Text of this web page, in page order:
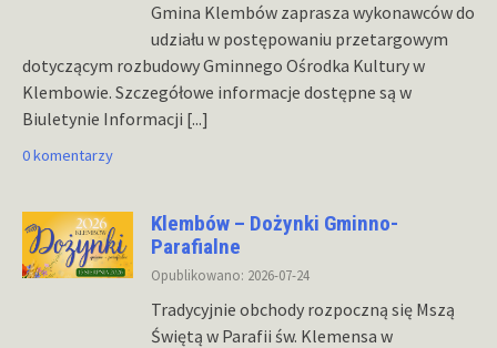
Gmina Klembów zaprasza wykonawców do
udziału w postępowaniu przetargowym
dotyczącym rozbudowy Gminnego Ośrodka Kultury w
Klembowie. Szczegółowe informacje dostępne są w
Biuletynie Informacji [...]
0 komentarzy
Klembów – Dożynki Gminno-
Parafialne
Opublikowano: 2026-07-24
Tradycyjnie obchody rozpoczną się Mszą
Świętą w Parafii św. Klemensa w